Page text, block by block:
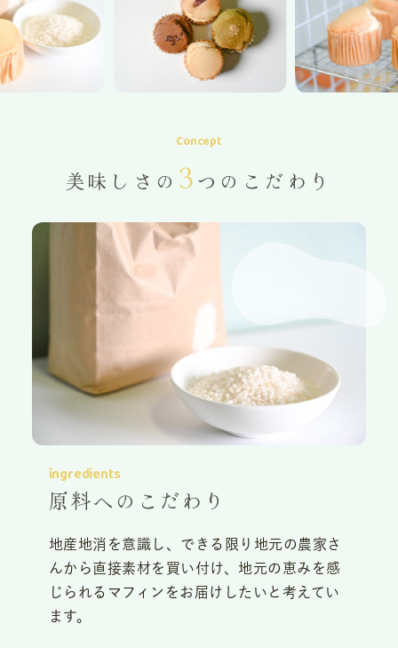
Concept
美味しさの 3 つのこだわり
ingredients
原料へのこだわり
地産地消を意識し、できる限り地元の農家さ
んから直接素材を買い付け、地元の恵みを感
じられるマフィンをお届けしたいと考えてい
ます。